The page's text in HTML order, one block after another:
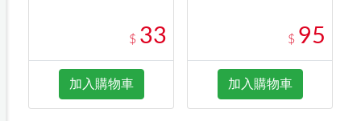
$ 33
加入購物車
$ 95
加入購物車